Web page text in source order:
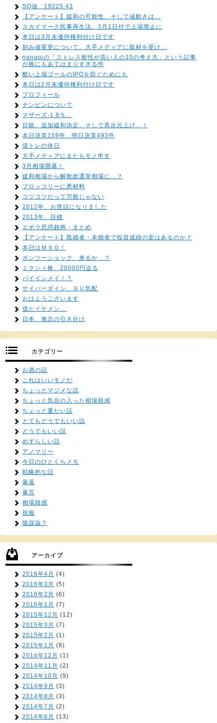
SQ値 19225.43
【アンケート】緩和の可能性、そして値動きは…
スカイマーク民事再生法、3月1日付で上場廃止に
本日は3月末優待権利付け日です
刻み値変更について、大手メディアに取材を受け…
nanapiの「ストレス耐性が高い人の10の考え方」という記事
が株にもあてはまりすぎる件
酷い上場ゴールのIPOを防ぐためにも
本日は2月末優待権利付け日です
プロフィール
ナンピンについて
マザーズ-1.8％…
日銀、追加緩和決定。そして異次元上げ…！
本日決算159件、明日決算493件
億トレの休日
大手メディアにまたもモノ申す
3月相場開幕！
緩和相場から解散総選挙相場に…？
ブロッコリーに悪材料
コツコツだって万能じゃない
2012年、お世話になりました
2013年、目標
エボラ思惑銘柄・まとめ
【アンケート】既婚者・未婚者で投資成績の差はあるのか？
本日はＭＳＱ！
ポンツーショック、来るか…？
ミクシィ株、20000円迫る
バイインメイ！？
サイバーダイン、ＧＵ気配
おはようございます
億とイケメン…
日本、無念の引き分け
カテゴリー
お酒の話
これはいいモノだ
ちょっとマジメな話
ちょっと気合の入った相場雑感
ちょっと重たい話
とてもどうでもいい話
どうでもいい話
めずらしい話
アノマリー
今日のひとくちメモ
戦略的な話
暴落
暴言
相場雑感
祝報
陰謀論？
アーカイブ
2016年4月 (4)
2016年3月 (5)
2016年2月 (6)
2016年1月 (7)
2015年12月 (12)
2015年3月 (7)
2015年2月 (1)
2015年1月 (8)
2014年12月 (1)
2014年11月 (2)
2014年10月 (9)
2014年9月 (3)
2014年8月 (3)
2014年7月 (2)
2014年6月 (13)